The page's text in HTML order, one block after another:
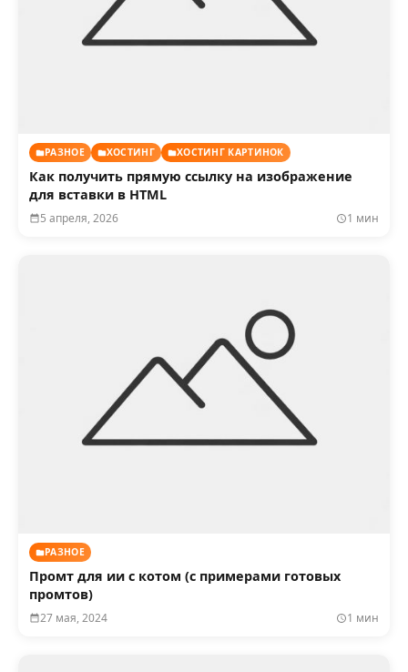
РАЗНОЕ ХОСТИНГ ХОСТИНГ КАРТИНОК
Как получить прямую ссылку на изображение
для вставки в HTML
5 апреля, 2026 1 мин
РАЗНОЕ
Промт для ии с котом (с примерами готовых
промтов)
27 мая, 2024 1 мин